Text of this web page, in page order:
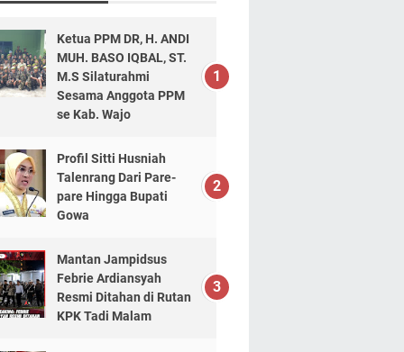
Ketua PPM DR, H. ANDI
MUH. BASO IQBAL, ST.
M.S Silaturahmi
Sesama Anggota PPM
se Kab. Wajo
Profil Sitti Husniah
Talenrang Dari Pare-
pare Hingga Bupati
Gowa
Mantan Jampidsus
Febrie Ardiansyah
Resmi Ditahan di Rutan
KPK Tadi Malam